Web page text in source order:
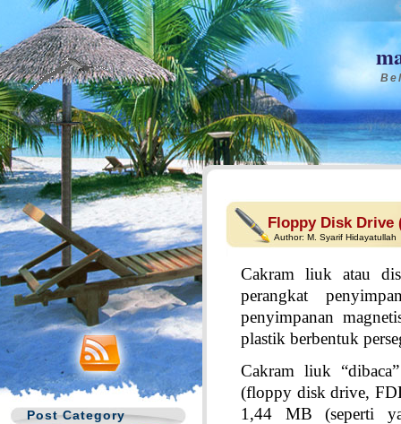
Post Category
Floppy Disk Drive
Author: M. Syarif Hidayatullah
Cakram liuk atau
perangkat
penyimpanan
plastik berbentuk
Cakram liuk
(floppy disk drive,
1,44 MB (seperti